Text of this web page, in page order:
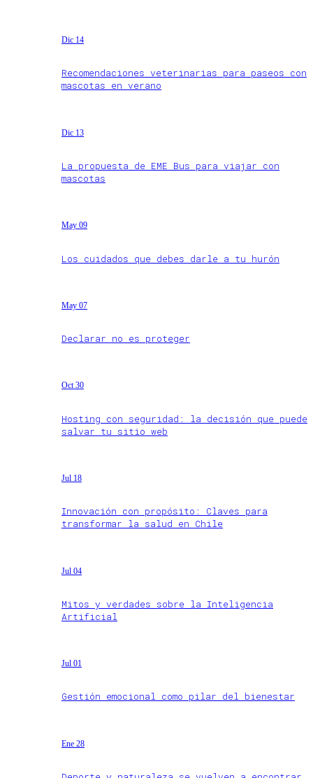
Dic 14
Recomendaciones veterinarias para paseos con
mascotas en verano
Dic 13
La propuesta de EME Bus para viajar con
mascotas
May 09
Los cuidados que debes darle a tu hurón
May 07
Declarar no es proteger
Oct 30
Hosting con seguridad: la decisión que puede
salvar tu sitio web
Jul 18
Innovación con propósito: Claves para
transformar la salud en Chile
Jul 04
Mitos y verdades sobre la Inteligencia
Artificial
Jul 01
Gestión emocional como pilar del bienestar
Ene 28